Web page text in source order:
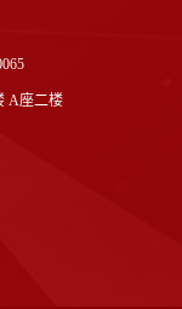
A座二楼